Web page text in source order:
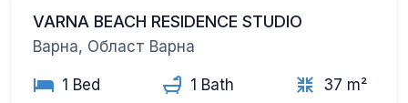
VARNA BEACH RESIDENCE STUDIO
Варна, Област Варна
1 Bed 1 Bath 37 m²